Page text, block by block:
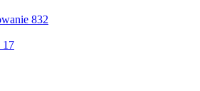
832
17